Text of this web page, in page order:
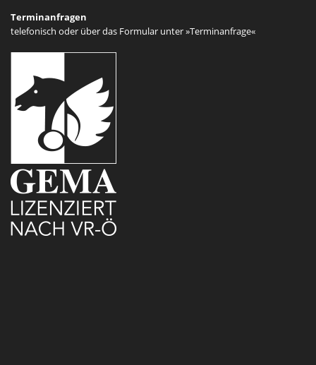
Terminanfragen
telefonisch oder über das Formular unter»Terminanfrage«